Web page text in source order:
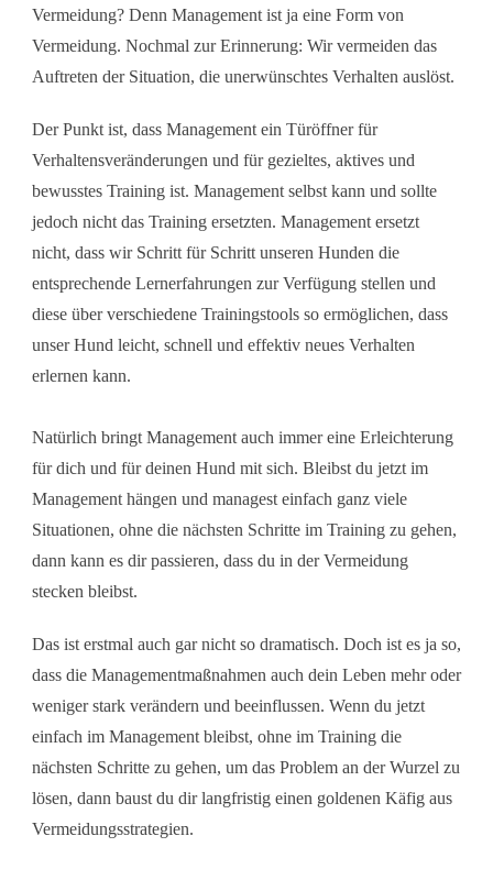
Vermeidung? Denn Management ist ja eine Form von
Vermeidung. Nochmal zur Erinnerung: Wir vermeiden das
Auftreten der Situation, die unerwünschtes Verhalten auslöst.
Der Punkt ist, dass Management ein Türöffner für
Verhaltensveränderungen und für gezieltes, aktives und
bewusstes Training ist. Management selbst kann und sollte
jedoch nicht das Training ersetzten. Management ersetzt
nicht, dass wir Schritt für Schritt unseren Hunden die
entsprechende Lernerfahrungen zur Verfügung stellen und
diese über verschiedene Trainingstools so ermöglichen, dass
unser Hund leicht, schnell und effektiv neues Verhalten
erlernen kann.
Natürlich bringt Management auch immer eine Erleichterung
für dich und für deinen Hund mit sich. Bleibst du jetzt im
Management hängen und managest einfach ganz viele
Situationen, ohne die nächsten Schritte im Training zu gehen,
dann kann es dir passieren, dass du in der Vermeidung
stecken bleibst.
Das ist erstmal auch gar nicht so dramatisch. Doch ist es ja so,
dass die Managementmaßnahmen auch dein Leben mehr oder
weniger stark verändern und beeinflussen. Wenn du jetzt
einfach im Management bleibst, ohne im Training die
nächsten Schritte zu gehen, um das Problem an der Wurzel zu
lösen, dann baust du dir langfristig einen goldenen Käfig aus
Vermeidungsstrategien.